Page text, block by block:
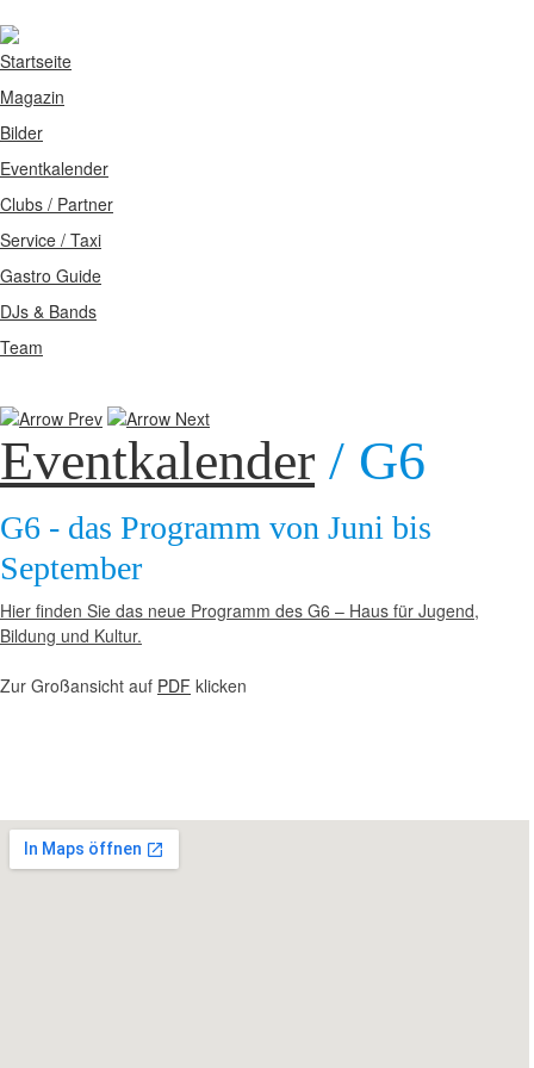
Startseite
Magazin
Bilder
Eventkalender
Clubs / Partner
Service / Taxi
Gastro Guide
DJs & Bands
Team
Eventkalender / G6
G6 - das Programm von Juni bis
September
Hier finden Sie das neue Programm des G6 – Haus für Jugend,
Bildung und Kultur.
Zur Großansicht auf PDF klicken